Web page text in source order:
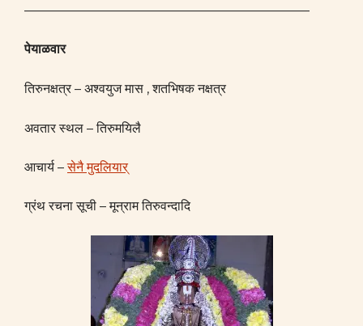
——————————————————————
पेयाळवार
तिरुनक्षत्र – अश्वयुज मास , शतभिषक नक्षत्र
अवतार स्थल – तिरुमयिलै
आचार्य –सेनै मुदलियार्
ग्रंथ रचना सूची – मून्राम तिरुवन्दादि